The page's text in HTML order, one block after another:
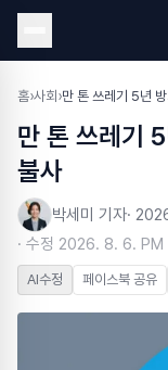
홈›사회 ›
만 톤 쓰레기
불사
박세미 기자·
· 수정 2026. 8. 6. PM
AI수정 페이스북 공유